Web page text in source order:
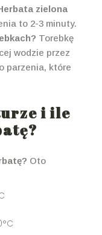
zielona
to 2-3 minuty.
Torebkę
wodzie przez
parzenia, które
i ile
Oto